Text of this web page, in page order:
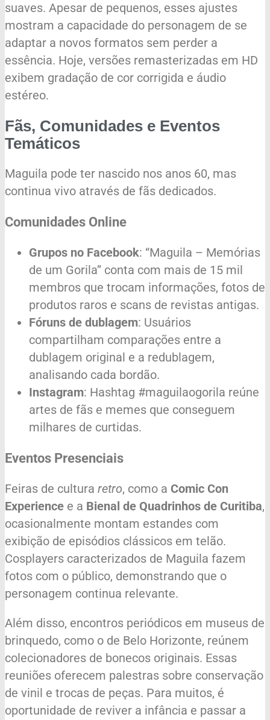
suaves. Apesar de pequenos, esses ajustes
mostram a capacidade do personagem de se
adaptar a novos formatos sem perder a
essência. Hoje, versões remasterizadas em HD
exibem gradação de cor corrigida e áudio
estéreo.
Fãs, Comunidades e Eventos
Temáticos
Maguila pode ter nascido nos anos 60, mas
continua vivo através de fãs dedicados.
Comunidades Online
Grupos no Facebook: “Maguila – Memórias
de um Gorila” conta com mais de 15 mil
membros que trocam informações, fotos de
produtos raros e scans de revistas antigas.
Fóruns de dublagem: Usuários
compartilham comparações entre a
dublagem original e a redublagem,
analisando cada bordão.
Instagram: Hashtag #maguilaogorila reúne
artes de fãs e memes que conseguem
milhares de curtidas.
Eventos Presenciais
Feiras de cultura retro, como a Comic Con
Experience e a Bienal de Quadrinhos de Curitiba,
ocasionalmente montam estandes com
exibição de episódios clássicos em telão.
Cosplayers caracterizados de Maguila fazem
fotos com o público, demonstrando que o
personagem continua relevante.
Além disso, encontros periódicos em museus de
brinquedo, como o de Belo Horizonte, reúnem
colecionadores de bonecos originais. Essas
reuniões oferecem palestras sobre conservação
de vinil e trocas de peças. Para muitos, é
oportunidade de reviver a infância e passar a